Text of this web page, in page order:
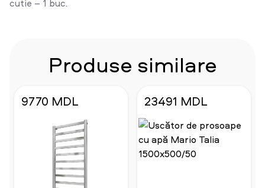
cutie – 1 buc.
Produse similare
9770 MDL 23491 MDL